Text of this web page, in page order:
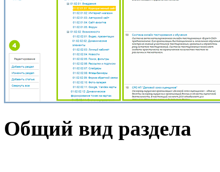
Общий вид раздела